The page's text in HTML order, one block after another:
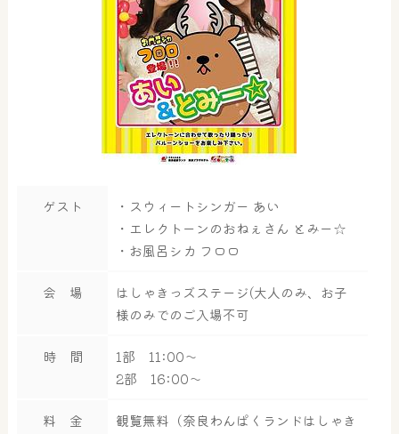
ゲスト
・スウィートシンガー あい
・エレクトーンのおねぇさん とみー☆
・お風呂シカ フロロ
会 場
はしゃきっズステージ(大人のみ、お子
様のみでのご入場不可
時 間
1部 11:00～
2部 16:00～
料 金
観覧無料（奈良わんぱくランドはしゃき